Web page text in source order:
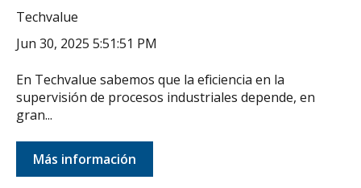
Techvalue
Jun 30, 2025 5:51:51 PM
En Techvalue sabemos que la eficiencia en la
supervisión de procesos industriales depende, en
gran...
Más información